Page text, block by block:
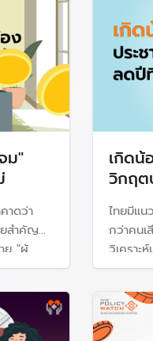
ร 2 เรื่องหลักที่ต้องการ
ให้ประชาชนเข้าถึงบริการ
รมีลูก
นว่า ต้องพิจารณาเพื่อสนับ
2569) ว่าด้วยการส่งเ
ม"
าดว่า
ยสำคัญ
ย "ผู้
ม่ เข้าถึง
กตั้งปี
เกิดน้
วิกฤต
ไทยมีแน
กว่าคน
วิเคราะ
กระทบก
ลง และ